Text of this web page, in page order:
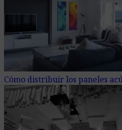
Cómo distribuir los paneles